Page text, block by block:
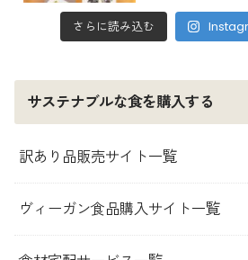
さらに読み込む
サステナブルな食を購入する
訳あり品販売サイト一覧
ヴィーガン食品購入サイト一覧